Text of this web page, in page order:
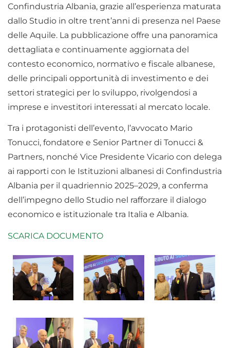
Confindustria Albania, grazie all’esperienza maturata
dallo Studio in oltre trent’anni di presenza nel Paese
delle Aquile. La pubblicazione offre una panoramica
dettagliata e continuamente aggiornata del
contesto economico, normativo e fiscale albanese,
delle principali opportunità di investimento e dei
settori strategici per lo sviluppo, rivolgendosi a
imprese e investitori interessati al mercato locale.
Tra i protagonisti dell’evento, l’avvocato Mario
Tonucci, fondatore e Senior Partner di Tonucci &
Partners, nonché Vice Presidente Vicario con delega
ai rapporti con le Istituzioni albanesi di Confindustria
Albania per il quadriennio 2025–2029, a conferma
dell’impegno dello Studio nel rafforzare il dialogo
economico e istituzionale tra Italia e Albania.
SCARICA DOCUMENTO